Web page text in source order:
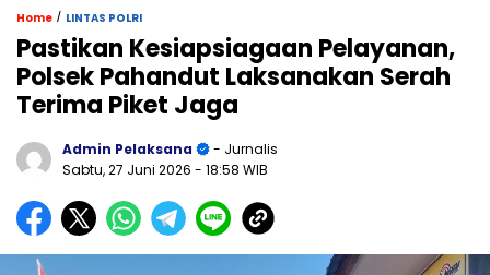
Home / LINTAS POLRI
Pastikan Kesiapsiagaan Pelayanan,
Polsek Pahandut Laksanakan Serah
Terima Piket Jaga
Admin Pelaksana
- Jurnalis
Sabtu, 27 Juni 2026 - 18:58 WIB